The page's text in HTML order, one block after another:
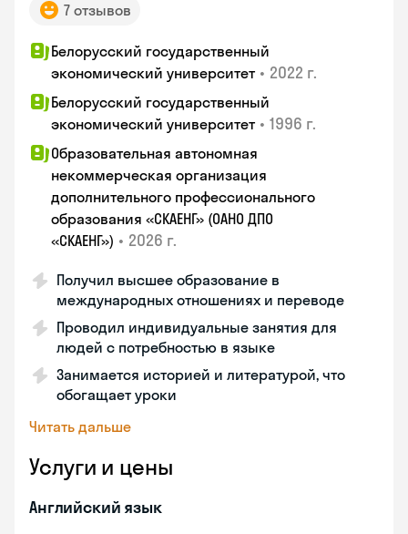
7 отзывов
Белорусский государственный
экономический университет • 2022 г.
Белорусский государственный
экономический университет • 1996 г.
Образовательная автономная
некоммерческая организация
дополнительного профессионального
образования «СКАЕНГ» (ОАНО ДПО
«СКАЕНГ») • 2026 г.
Получил высшее образование в
международных отношениях и переводе
Проводил индивидуальные занятия для
людей с потребностью в языке
Занимается историей и литературой, что
обогащает уроки
Читать дальше
Услуги и цены
Английский язык